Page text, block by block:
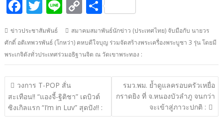
F
e
b
o
o
k
T
itt
er
Li
e
C
p
y
Li
k
S
h
ar
e
ข่าวประชาสัมพันธ์
สมาคมสมาพันธ์นักข่าว (ประเทศไทย) จับมือกับ นายวร
ศักดิ์ อติเทพวรพันธ์ (โกหว่า) คหบดีใจบุญ ร่วมจัดสร้างพระเครื่องพระบูชา 3 รุ่น โดยมี
พระเกจิดังทั่วประเทศร่วมอธิฐานจิต ณ วัดเขาพระทอง :
แนะแนว
เรื่อง
วงการ T-POP สั่น
สะเทือน!! “แองจี้-ฐิติชา” เดบิวต์
ซิงเกิลแรก “I’m in Luv” สุดปัง!! :
รมว.พม. ย้ำดูแลครอบครัวเหยื่อ
กราดยิง ที่ จ.หนองบัวลำภู จนกว่า
จะเข้าสู่ภาวะปกติ :